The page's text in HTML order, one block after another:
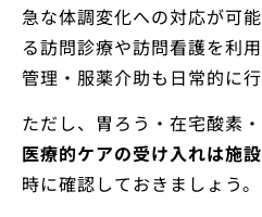
急な体調変化への対応が可
る訪問診療や訪問看護を利
管理・服薬介助も日常的に行
ただし、胃ろう・在宅酸素
医療的ケアの受け入れは施
時に確認しておきましょう。